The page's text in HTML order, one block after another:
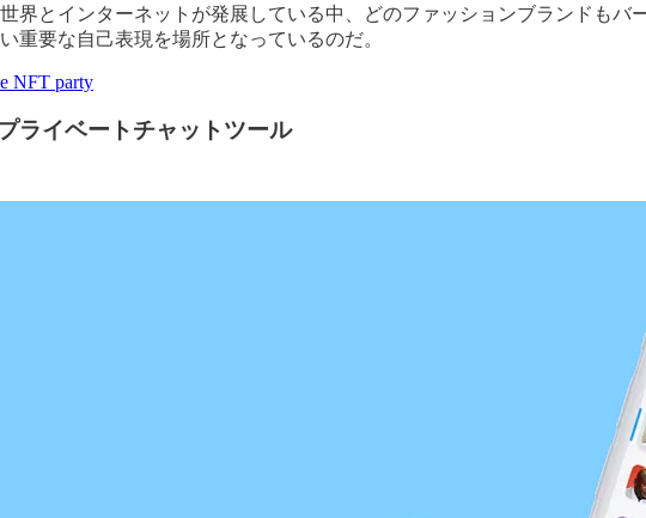
界とインターネットが発展している中、どのファッションブランドも
重要な自己表現を場所となっているのだ。
NFT party
ライベートチャットツール